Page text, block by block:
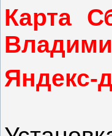
Карта
Яндекс-